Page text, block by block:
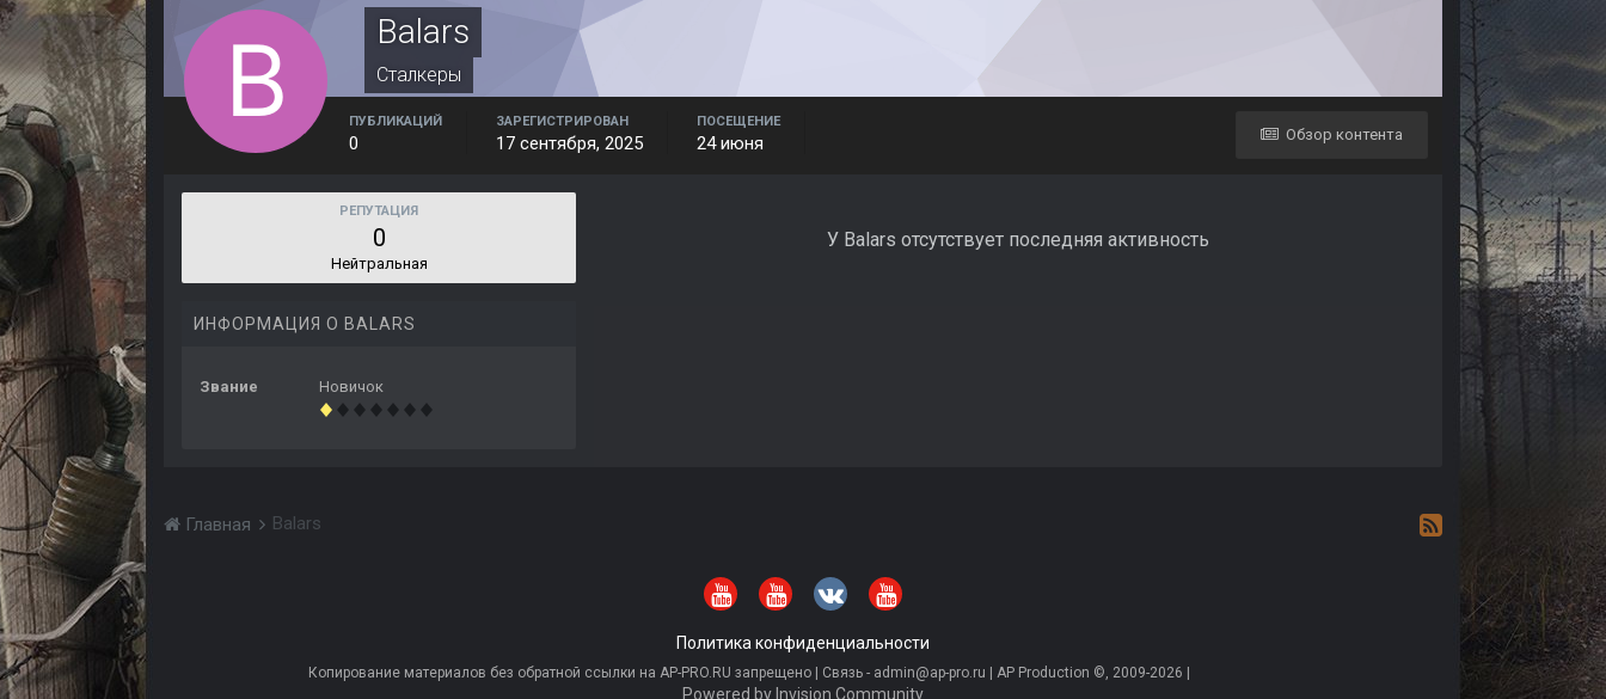
Balars
Сталкеры
Обзор контента
ПУБЛИКАЦИЙ
0
ЗАРЕГИСТРИРОВАН
17 сентября, 2025
ПОСЕЩЕНИЕ
24 июня
РЕПУТАЦИЯ
0
Нейтральная
ИНФОРМАЦИЯ О BALARS
Звание Новичок
У Balars отсутствует последняя активность
Главная Balars
Политика конфиденциальности
Копирование материалов без обратной ссылки на AP-PRO.RU запрещено | Связь - admin@ap-pro.ru | AP Production ©, 2009-2026 |
Powered by Invision Community